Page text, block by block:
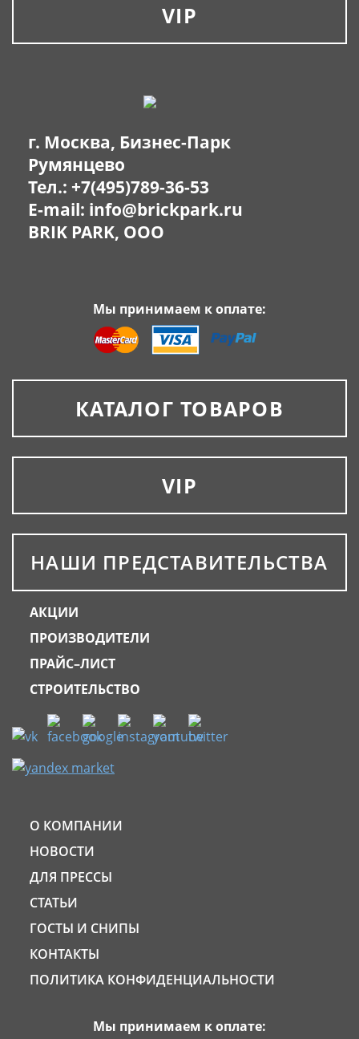
VIP
г. Москва, Бизнес-Парк
Румянцево
Тел.: +7(495)789-36-53
E-mail: info@brickpark.ru
BRIK PARK, OOO
Мы принимаем к оплате:
КАТАЛОГ ТОВАРОВ
VIP
НАШИ ПРЕДСТАВИТЕЛЬСТВА
АКЦИИ
ПРОИЗВОДИТЕЛИ
ПРАЙС–ЛИСТ
СТРОИТЕЛЬСТВО
О КОМПАНИИ
НОВОСТИ
ДЛЯ ПРЕССЫ
СТАТЬИ
ГОСТЫ И СНИПЫ
КОНТАКТЫ
ПОЛИТИКА КОНФИДЕНЦИАЛЬНОСТИ
Мы принимаем к оплате: